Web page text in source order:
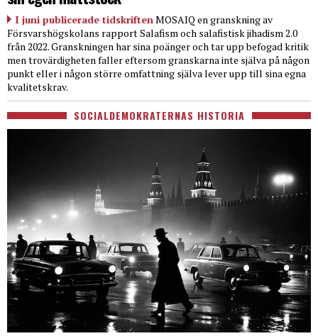
I juni publicerade tidskriften MOSAIQ en granskning av
Försvarshögskolans rapport Salafism och salafistisk jihadism 2.0
från 2022. Granskningen har sina poänger och tar upp befogad kritik
men trovärdigheten faller eftersom granskarna inte själva på någon
punkt eller i någon större omfattning själva lever upp till sina egna
kvalitetskrav.
SOCIALDEMOKRATERNAS HISTORIA